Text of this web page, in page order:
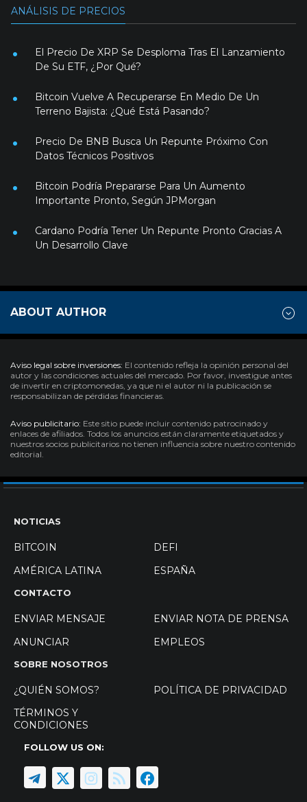
ANÁLISIS DE PRECIOS
El Precio De XRP Se Desploma Tras El Lanzamiento
De Su ETF, ¿Por Qué?
Bitcoin Vuelve A Recuperarse En Medio De Un
Terreno Bajista: ¿Qué Está Pasando?
Precio De BNB Busca Un Repunte Próximo Con
Datos Técnicos Positivos
Bitcoin Podría Prepararse Para Un Aumento
Importante Pronto, Según JPMorgan
Cardano Podría Tener Un Repunte Pronto Gracias A
Un Desarrollo Clave
ABOUT AUTHOR
Aviso legal sobre inversiones: El contenido refleja la opinión personal del
autor y las condiciones actuales del mercado. Por favor, investigue antes
de invertir en criptomonedas, ya que ni el autor ni la publicación se
responsabilizan de pérdidas financieras.
Aviso publicitario: Este sitio puede incluir contenido patrocinado y
enlaces de afiliados. Todos los anuncios están claramente etiquetados y
nuestros socios publicitarios no tienen influencia sobre nuestro contenido
editorial.
NOTICIAS
BITCOIN
DEFI
AMÉRICA LATINA
ESPAÑA
CONTACTO
ENVIAR MENSAJE
ENVIAR NOTA DE PRENSA
ANUNCIAR
EMPLEOS
SOBRE NOSOTROS
¿QUIÉN SOMOS?
POLÍTICA DE PRIVACIDAD
TÉRMINOS Y
CONDICIONES
FOLLOW US ON: